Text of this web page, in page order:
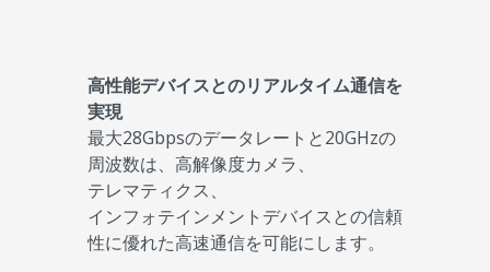
高性能デバイスとのリアルタイム通信を
実現
最大28Gbpsのデータレートと20GHzの
周波数は、高解像度カメラ、
テレマティクス、
インフォテインメントデバイスとの信頼
性に優れた高速通信を可能にします。